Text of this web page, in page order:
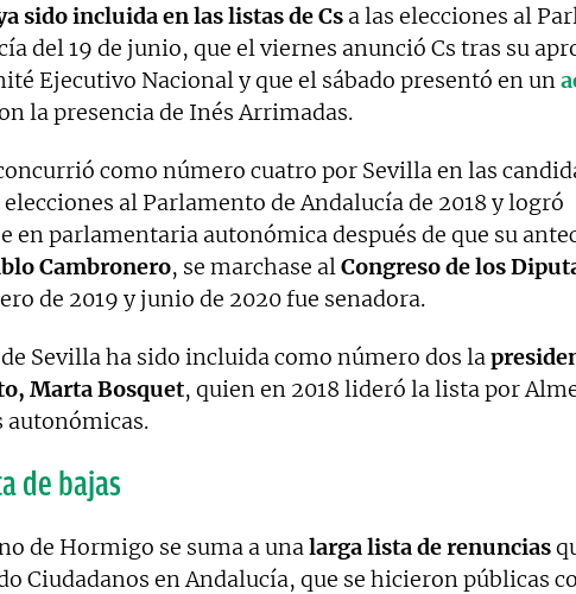
sido incluida en las listas de Cs a las elecciones al
del 19 de junio, que el viernes anunció Cs tras su
Ejecutivo Nacional y que el sábado presentó en un
la presencia de Inés Arrimadas.
como número cuatro por Sevilla en las
elecciones al Parlamento de Andalucía de 2018 y logró
en parlamentaria autonómica después de que su
Cambronero, se marchase alCongreso de los
de 2019 y junio de 2020 fue senadora.
Sevilla ha sido incluida como número dos la
Marta Bosquet, quien en 2018 lideró la lista por
autonómicas.
de bajas
de Hormigo se suma a unalarga lista de renuncias
Ciudadanos en Andalucía, que se hicieron públicas